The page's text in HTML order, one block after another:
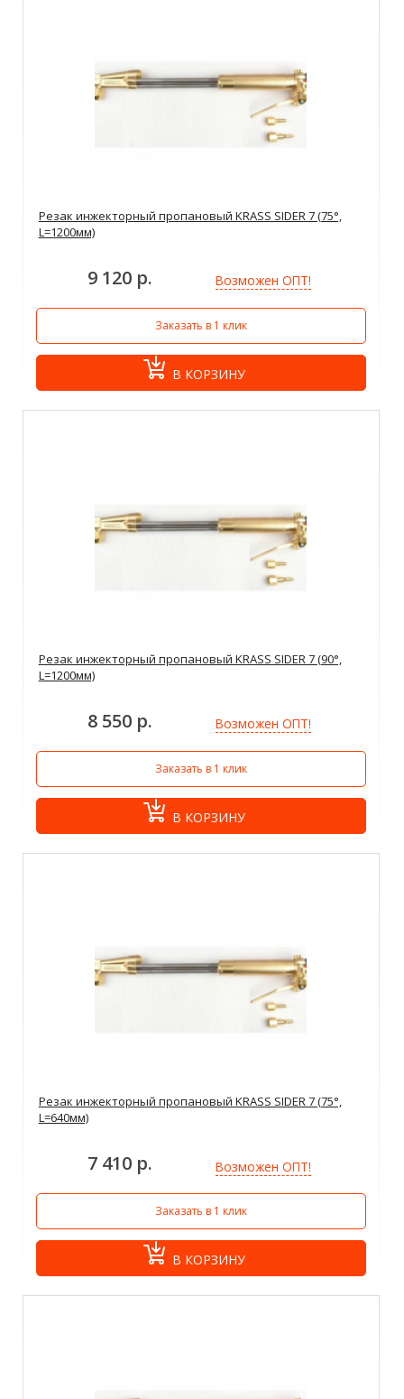
Резак инжекторный пропановый KRASS SIDER 7 (75°,
L=1200мм)
9 120 р. Возможен ОПТ!
Заказать в 1 клик
В КОРЗИНУ
Резак инжекторный пропановый KRASS SIDER 7 (90°,
L=1200мм)
8 550 р. Возможен ОПТ!
Заказать в 1 клик
В КОРЗИНУ
Резак инжекторный пропановый KRASS SIDER 7 (75°,
L=640мм)
7 410 р. Возможен ОПТ!
Заказать в 1 клик
В КОРЗИНУ